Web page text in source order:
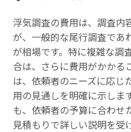
浮気調査の費用は、調査内
が、一般的な尾行調査であ
が相場です。特に複雑な調
合は、さらに費用がかかる
は、依頼者のニーズに応じ
用の見通しを明確に示しま
も、依頼者の予算に合わせ
見積もりで詳しい説明を受